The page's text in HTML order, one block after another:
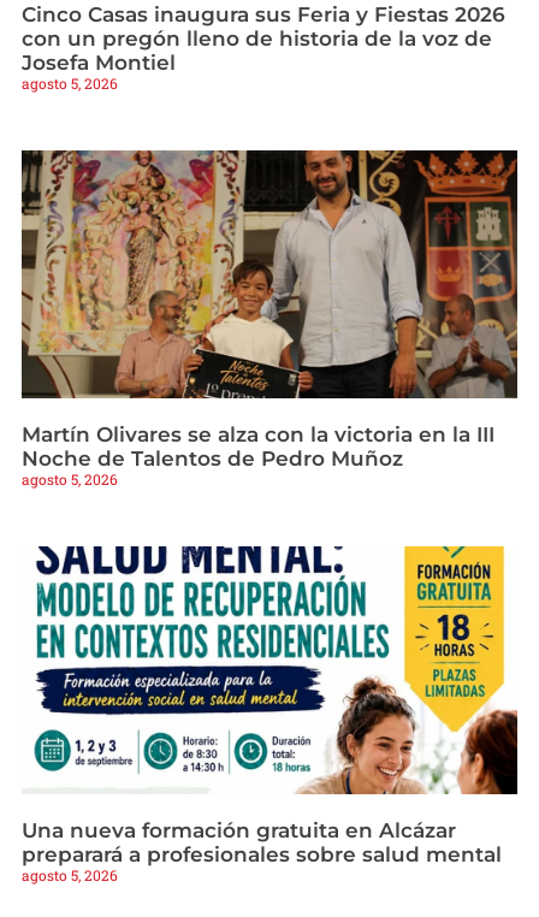
Cinco Casas inaugura sus Feria y Fiestas 2026
con un pregón lleno de historia de la voz de
Josefa Montiel
agosto 5, 2026
Martín Olivares se alza con la victoria en la III
Noche de Talentos de Pedro Muñoz
agosto 5, 2026
Una nueva formación gratuita en Alcázar
preparará a profesionales sobre salud mental
agosto 5, 2026